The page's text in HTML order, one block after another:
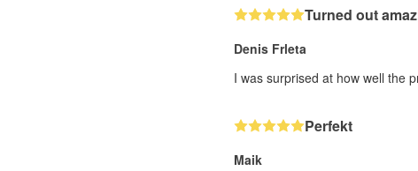
Turned out
Denis Frleta
I was surprised at how well the
Perfekt
Maik